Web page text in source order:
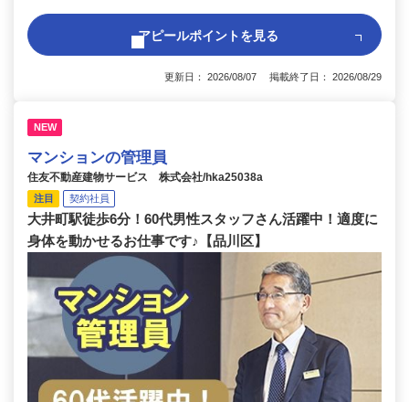
アピールポイントを見る
更新日： 2026/08/07 掲載終了日： 2026/08/29
NEW
マンションの管理員
住友不動産建物サービス 株式会社/hka25038a
注目 契約社員
大井町駅徒歩6分！60代男性スタッフさん活躍中！適度に
身体を動かせるお仕事です♪【品川区】